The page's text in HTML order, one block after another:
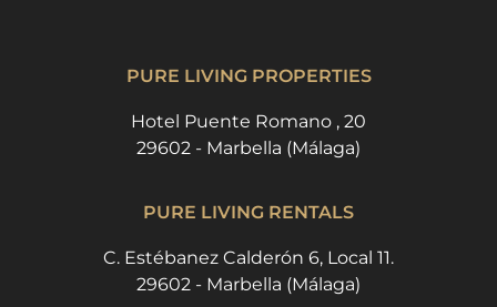
PURE LIVING PROPERTIES
Hotel Puente Romano , 20
29602 - Marbella (Málaga)
PURE LIVING RENTALS
C. Estébanez Calderón 6, Local 11.
29602 - Marbella (Málaga)